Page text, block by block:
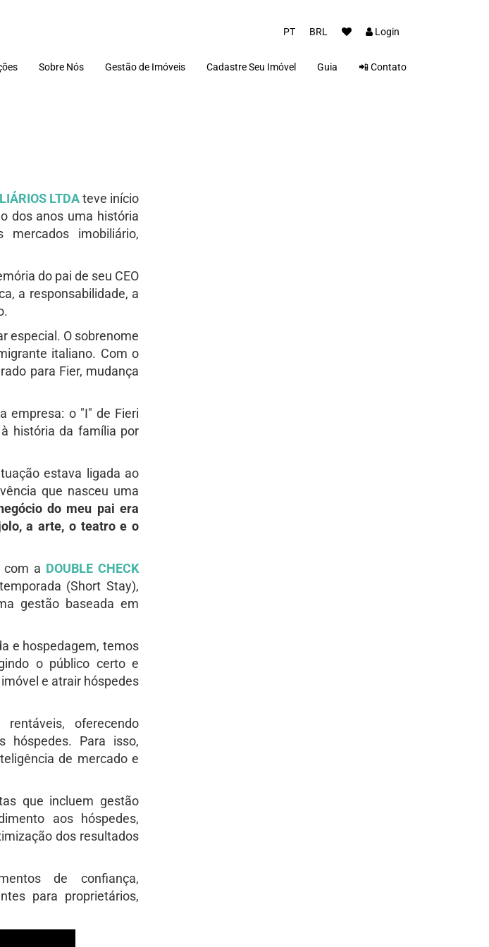
PT BRL Login
Sobre Nós Gestão de Imóveis Cadastre Seu Imóvel Guia 📲 Contato
LTDAteve início
dos anos uma história
mercados imobiliário,
do pai de seu CEO
a responsabilidade, a
especial. O sobrenome
italiano. Com o
para Fier, mudança
empresa: o "I" de Fieri
história da família por
estava ligada ao
que nasceu uma
do meu pai era
a arte, o teatro e o
com a DOUBLE CHECK
(Short Stay),
gestão baseada em
e hospedagem, temos
o público certo e
e atrair hóspedes
oferecendo
hóspedes. Para isso,
de mercado e
que incluem gestão
aos hóspedes,
dos resultados
de confiança,
para proprietários,